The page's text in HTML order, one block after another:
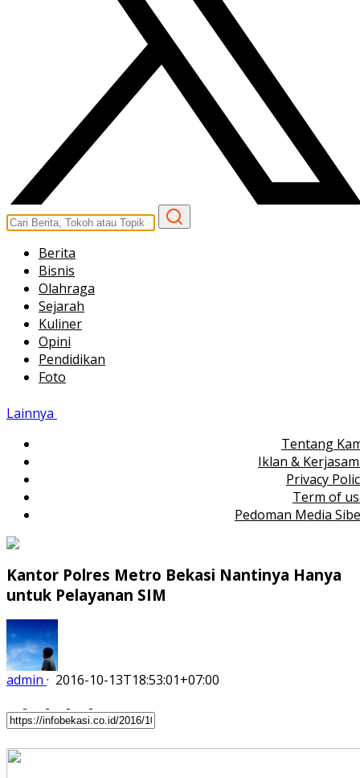
Berita
Bisnis
Olahraga
Sejarah
Kuliner
Opini
Pendidikan
Foto
Lainnya
Tentang
Iklan &
Privacy
Term of
Pedoman Media
Kantor Polres Metro Bekasi Nantinya Hanya
untuk Pelayanan SIM
admin · 2016-10-13T18:53:01+07:00